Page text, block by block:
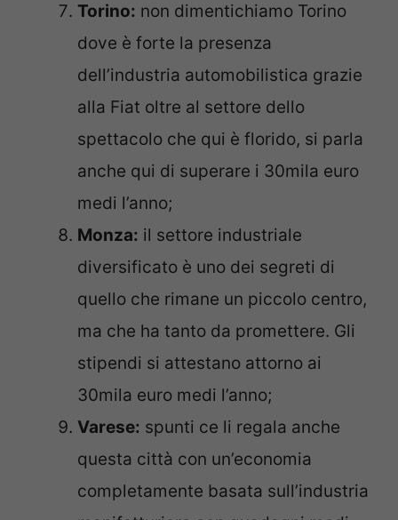
Torino: non dimentichiamo Torino
dove è forte la presenza
dell’industria automobilistica grazie
alla Fiat oltre al settore dello
spettacolo che qui è florido, si parla
anche qui di superare i 30mila euro
medi l’anno;
Monza: il settore industriale
diversificato è uno dei segreti di
quello che rimane un piccolo centro,
ma che ha tanto da promettere. Gli
stipendi si attestano attorno ai
30mila euro medi l’anno;
Varese: spunti ce li regala anche
questa città con un’economia
completamente basata sull’industria